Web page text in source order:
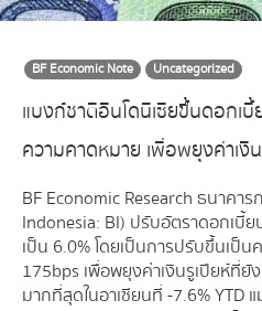
BF Economic Note Uncategorized
แบงก์ชาติอินโดนีเซียขึ้นดอกเ
ความคาดหมาย เพื่อพยุงค่าเ
BF Economic Research ธนาคา
Indonesia: BI) ปรับอัตราดอกเบี้
เป็น 6.0% โดยเป็นการปรับขึ้นเป็
175bps เพื่อพยุงค่าเงินรูเปียห์ที่
มากที่สุดในอาเซียนที่ -7.6% YTD